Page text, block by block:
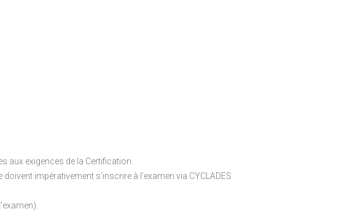
aux exigences de la Certification.
impérativement s’inscrire à l’examen via CYCLADES